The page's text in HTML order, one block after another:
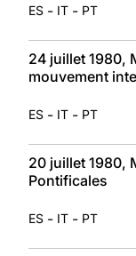
ES - IT - PT
24 juillet 1980,
mouvement
ES - IT - PT
20 juillet 1980,
Pontificales
ES - IT - PT